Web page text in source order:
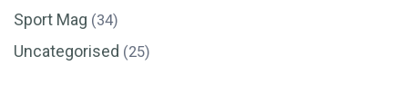
Sport Mag (34)
Uncategorised (25)